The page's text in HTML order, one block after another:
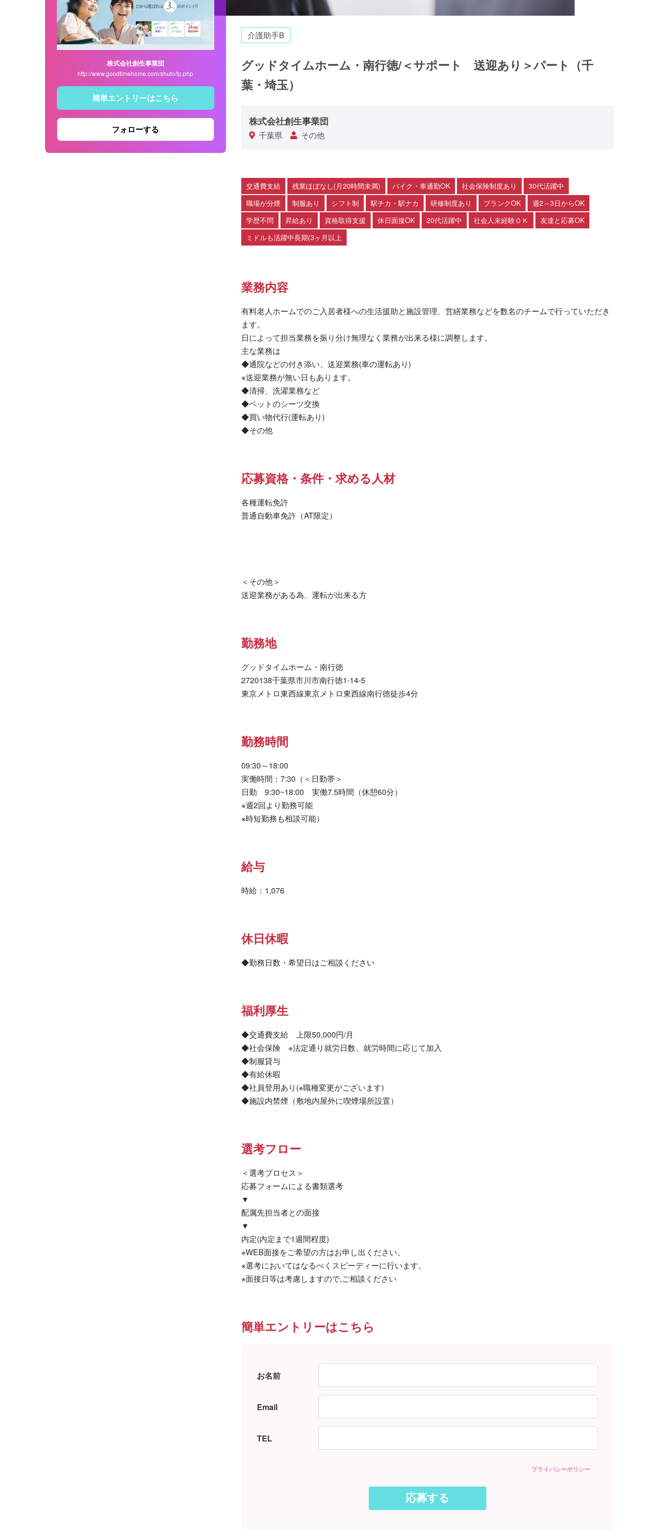
株式会社創生事業団
http://www.goodtimehome.com/shuto/lp.php
簡単エントリーはこちら
フォローする
介護助手B
グッドタイムホーム・南行徳/＜サポート 送迎あり＞パート（千
葉・埼玉）
株式会社創生事業団
千葉県 その他
交通費支給 残業ほぼなし(月20時間未満) バイク・車通勤OK 社会保険制度あり
30代活躍中
職場が分煙
制服あり シフト制 駅チカ・駅ナカ 研修制度あり ブランクOK
週2～3日からOK
学歴不問
昇給あり 資格取得支援 休日面接OK 20代活躍中 社会人未経験ＯＫ
友達と応募OK
ミドルも活躍中長期(3ヶ月以上
業務内容
有料老人ホームでのご入居者様への生活援助と施設管理、営繕業務などを数名のチームで行っていただき
ます。
日によって担当業務を振り分け無理なく業務が出来る様に調整します。
主な業務は
◆通院などの付き添い、送迎業務(車の運転あり)
※送迎業務が無い日もあります。
◆清掃、洗濯業務など
◆ベットのシーツ交換
◆買い物代行(運転あり)
◆その他
応募資格・条件・求める人材
各種運転免許
普通自動車免許（AT限定）
＜その他＞
送迎業務がある為、運転が出来る方
勤務地
グッドタイムホーム・南行徳
2720138千葉県市川市南行徳1-14-5
東京メトロ東西線東京メトロ東西線南行徳徒歩4分
勤務時間
09:30～18:00
実働時間：7:30（＜日勤帯＞
日勤　9:30~18:00　実働7.5時間（休憩60分）
※週2回より勤務可能
※時短勤務も相談可能）
給与
時給：1,076
休日休暇
◆勤務日数・希望日はご相談ください
福利厚生
◆交通費支給　上限50,000円/月
◆社会保険　※法定通り就労日数、就労時間に応じて加入
◆制服貸与
◆有給休暇
◆社員登用あり(※職種変更がございます)
◆施設内禁煙（敷地内屋外に喫煙場所設置）
選考フロー
＜選考プロセス＞
応募フォームによる書類選考
▼
配属先担当者との面接
▼
内定(内定まで1週間程度)
※WEB面接をご希望の方はお申し出ください。
※選考においてはなるべくスピーディーに行います。
※面接日等は考慮しますので,ご相談ください
簡単エントリーはこちら
お名前
Email
TEL
プライバシーポリシー